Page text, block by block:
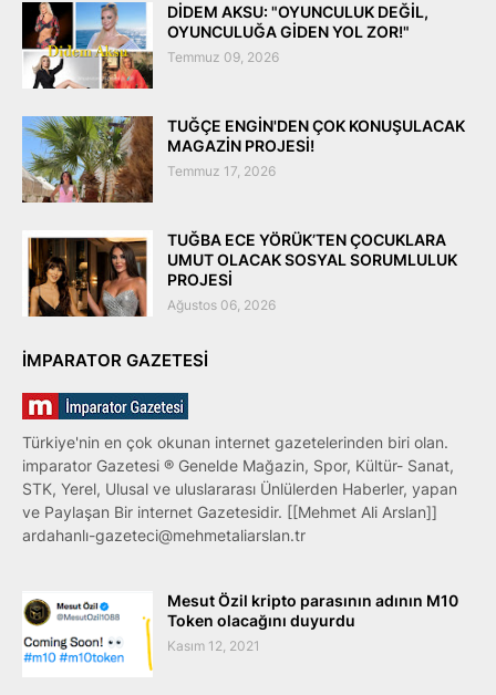
DİDEM AKSU: "OYUNCULUK DEĞİL,
OYUNCULUĞA GİDEN YOL ZOR!"
Temmuz 09, 2026
TUĞÇE ENGİN'DEN ÇOK KONUŞULACAK
MAGAZİN PROJESİ!
Temmuz 17, 2026
TUĞBA ECE YÖRÜK’TEN ÇOCUKLARA
UMUT OLACAK SOSYAL SORUMLULUK
PROJESİ
Ağustos 06, 2026
IMPARATOR GAZETESI
Türkiye'nin en çok okunan internet gazetelerinden biri olan.
imparator Gazetesi ® Genelde Mağazin, Spor, Kültür- Sanat,
STK, Yerel, Ulusal ve uluslararası Ünlülerden Haberler, yapan
ve Paylaşan Bir internet Gazetesidir. [[Mehmet Ali Arslan]]
ardahanlı-gazeteci@mehmetaliarslan.tr
Mesut Özil kripto parasının adının M10
Token olacağını duyurdu
Kasım 12, 2021